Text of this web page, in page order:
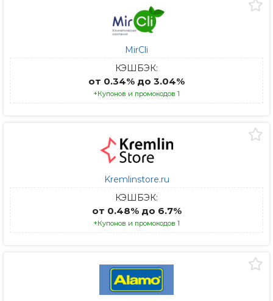
MirCli
КЭШБЭК:
от 0.34% до 3.04%
+Купонов и промокодов 1
Kremlinstore.ru
КЭШБЭК:
от 0.48% до 6.7%
+Купонов и промокодов 1